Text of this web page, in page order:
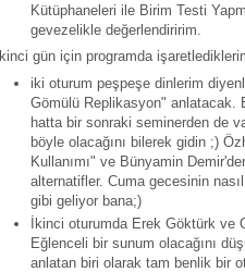
Kütüphaneleri ile Birim Testi
gevezelikle değerlendiririm.
İkinci gün için programda
iki oturum peşpeşe dinlerim
Gömülü Replikasyon" anlatacak.
hatta bir sonraki seminerden de
böyle olacağını bilerek gidin ;)
Kullanımı" ve Bünyamin
alternatifler. Cuma gecesinin
gibi geliyor bana;)
İkinci oturumda Erek Göktürk
Eğlenceli bir sunum olacağını
anlatan biri olarak tam benlik bir